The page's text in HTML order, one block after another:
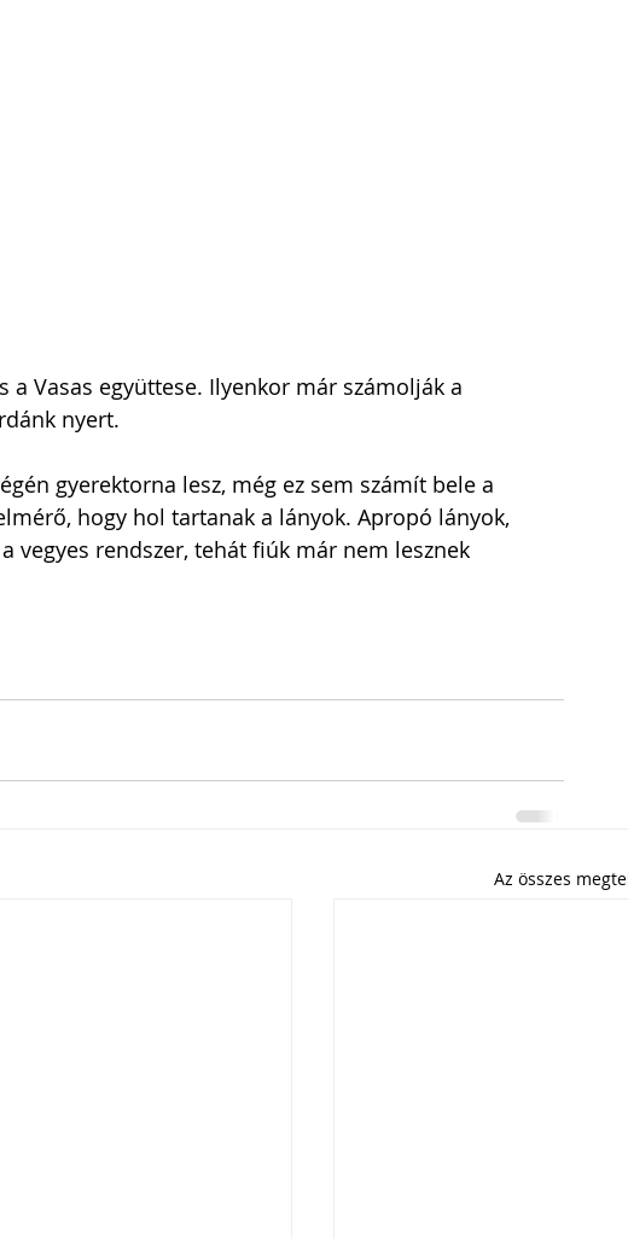
Vasas együttese. Ilyenkor már számolják a
nyert.
gyerektorna lesz, még ez sem számít bele a
hogy hol tartanak a lányok. Apropó lányok,
vegyes rendszer, tehát fiúk már nem lesznek
Az összes